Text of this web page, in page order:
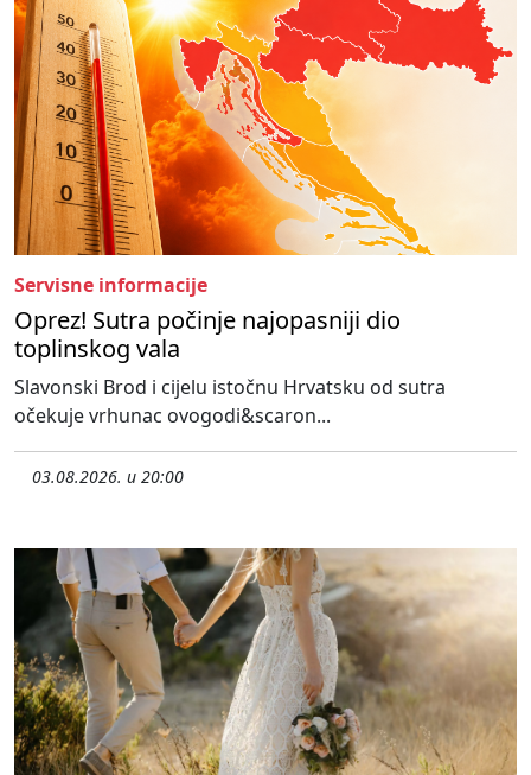
Servisne informacije
Oprez! Sutra počinje najopasniji dio
toplinskog vala
Slavonski Brod i cijelu istočnu Hrvatsku od sutra
očekuje vrhunac ovogodi&scaron...
03.08.2026. u 20:00